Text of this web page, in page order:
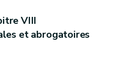
VIII
et abrogatoires